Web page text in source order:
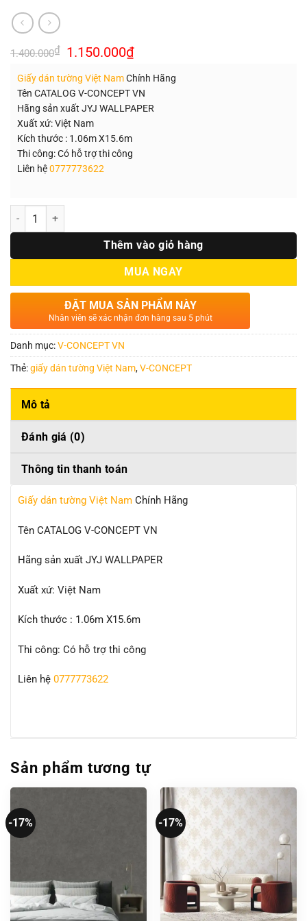
1.400.000₫ Giá
gốc
1.400.000₫.
1.150.000₫Giá
hiện
là:
1.150.000₫.
Giấy dán tường Việt NamChính Hãng
Tên CATALOG V-CONCEPT VN
Hãng sản xuất JYJ WALLPAPER
Xuất xứ: Việt Nam
Kích thước : 1.06m X15.6m
Thi công: Có hỗ trợ thi công
Liên hệ0777773622
Số lượng
Thêm vào giỏ hàng
MUA NGAY
ĐẶT MUA SẢN PHẨM NÀY
Nhân viên sẽ xác nhận đơn hàng sau 5 phút
Danh mục:V-CONCEPT VN
Thẻ:giấy dán tường Việt Nam,V-CONCEPT
Mô tả
Đánh giá (0)
Thông tin thanh toán
Giấy dán tường Việt Nam Chính Hãng
Tên CATALOG V-CONCEPT VN
Hãng sản xuất JYJ WALLPAPER
Xuất xứ: Việt Nam
Kích thước : 1.06m X15.6m
Thi công: Có hỗ trợ thi công
Liên hệ 0777773622
Sản phẩm tương tự
-17% -17%